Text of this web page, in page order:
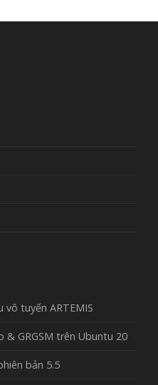
tuyến ARTEMIS
& GRGSM trên Ubuntu 20
bản 5.5